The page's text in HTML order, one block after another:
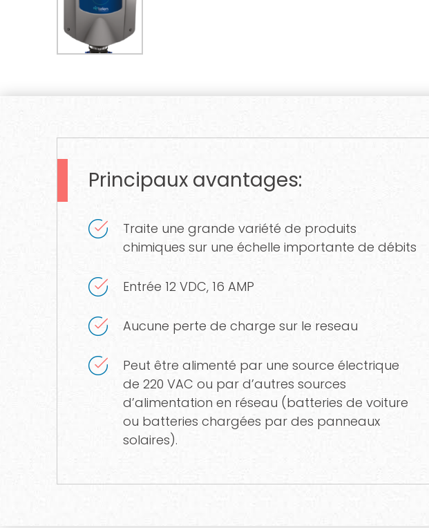
Principaux avantages:
Traite une grande variété de produits
chimiques sur une échelle importante de débits
Entrée 12 VDC, 16 AMP
Aucune perte de charge sur le reseau
Peut être alimenté par une source électrique
de 220 VAC ou par d’autres sources
d’alimentation en réseau (batteries de voiture
ou batteries chargées par des panneaux
solaires).